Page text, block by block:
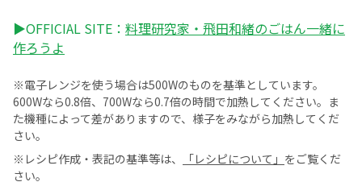
▶OFFICIAL SITE： 料理研究家・飛田和緒のごはん一緒に
作ろうよ
※電子レンジを使う場合は500Wのものを基準としています。
600Wなら0.8倍、700Wなら0.7倍の時間で加熱してください。ま
た機種によって差がありますので、様子をみながら加熱してくだ
さい。
※レシピ作成・表記の基準等は、
「レシピについて」 をご覧くだ
さい。